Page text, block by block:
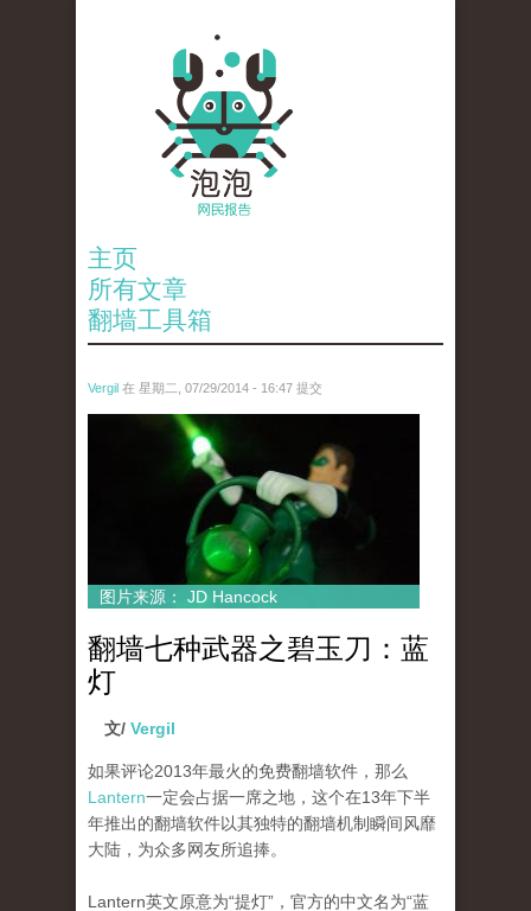
主页
所有文章
翻墙工具箱
Vergil 在 星期二, 07/29/2014 - 16:47 提交
4442013055_12a5eb51df_z.jpg
图片来源： JD Hancock
翻墙七种武器之碧玉刀：蓝
灯
文/ Vergil
如果评论2013年最火的免费翻墙软件，那么
Lantern一定会占据一席之地，这个在13年下半
年推出的翻墙软件以其独特的翻墙机制瞬间风靡
大陆，为众多网友所追捧。
Lantern英文原意为“提灯”，官方的中文名为“蓝